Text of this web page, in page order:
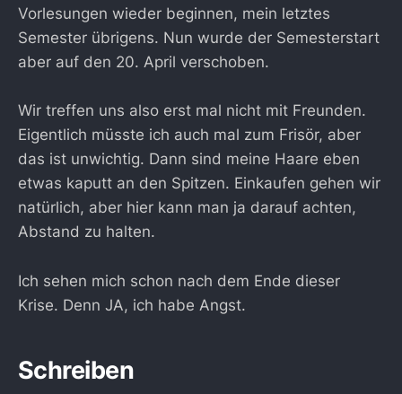
Vorlesungen wieder beginnen, mein letztes
Semester übrigens. Nun wurde der Semesterstart
aber auf den 20. April verschoben.
Wir treffen uns also erst mal nicht mit Freunden.
Eigentlich müsste ich auch mal zum Frisör, aber
das ist unwichtig. Dann sind meine Haare eben
etwas kaputt an den Spitzen. Einkaufen gehen wir
natürlich, aber hier kann man ja darauf achten,
Abstand zu halten.
Ich sehen mich schon nach dem Ende dieser
Krise. Denn JA, ich habe Angst.
Schreiben